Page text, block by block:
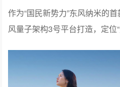
作为“国民新势力”东风纳米的
风量子架构3号平台打造，定位“